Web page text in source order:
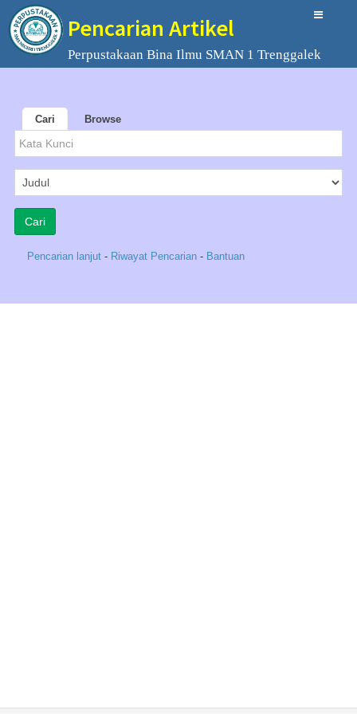
Pencarian Artikel
Perpustakaan Bina Ilmu SMAN 1 Trenggalek
Cari Browse
Pencarian lanjut - Riwayat Pencarian - Bantuan